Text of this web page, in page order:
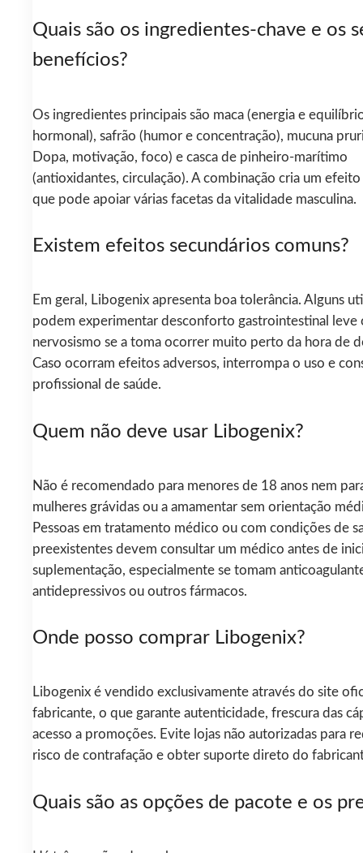
Quais são os ingredientes-chave e os
benefícios?
Os ingredientes principais são maca (energia e
hormonal), safrão (humor e concentração), mucuna
Dopa, motivação, foco) e casca de pinheiro-marítimo
(antioxidantes, circulação). A combinação cria um
que pode apoiar várias facetas da vitalidade masculina.
Existem efeitos secundários comuns?
Em geral, Libogenix apresenta boa tolerância. Alguns
podem experimentar desconforto gastrointestinal leve
nervosismo se a toma ocorrer muito perto da hora de
Caso ocorram efeitos adversos, interrompa o uso e
profissional de saúde.
Quem não deve usar Libogenix?
Não é recomendado para menores de 18 anos nem
mulheres grávidas ou a amamentar sem orientação
Pessoas em tratamento médico ou com condições de
preexistentes devem consultar um médico antes de
suplementação, especialmente se tomam
antidepressivos ou outros fármacos.
Onde posso comprar Libogenix?
Libogenix é vendido exclusivamente através do site
fabricante, o que garante autenticidade, frescura das
acesso a promoções. Evite lojas não autorizadas para
risco de contrafação e obter suporte direto do
Quais são as opções de pacote e os